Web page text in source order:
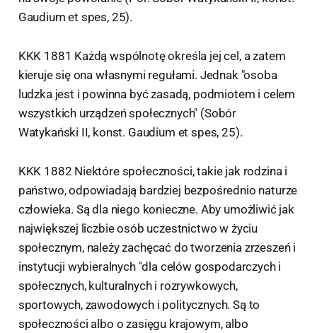
Gaudium et spes, 25).
KKK 1881 Każdą wspólnotę określa jej cel, a zatem
kieruje się ona własnymi regułami. Jednak "osoba
ludzka jest i powinna być zasadą, podmiotem i celem
wszystkich urządzeń społecznych" (Sobór
Watykański II, konst. Gaudium et spes, 25).
KKK 1882 Niektóre społeczności, takie jak rodzina i
państwo, odpowiadają bardziej bezpośrednio naturze
człowieka. Są dla niego konieczne. Aby umożliwić jak
największej liczbie osób uczestnictwo w życiu
społecznym, należy zachęcać do tworzenia zrzeszeń i
instytucji wybieralnych "dla celów gospodarczych i
społecznych, kulturalnych i rozrywkowych,
sportowych, zawodowych i politycznych. Są to
społeczności albo o zasięgu krajowym, albo